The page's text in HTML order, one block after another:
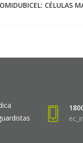
OMIDUBICEL: CÉLULAS